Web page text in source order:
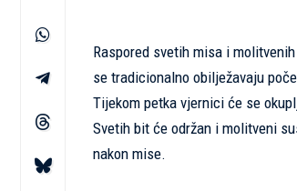
Raspored svetih misa i
se tradicionalno obilježavaju
Tijekom petka vjernici će se
Svetih bit će održan i molitveni
nakon mise.